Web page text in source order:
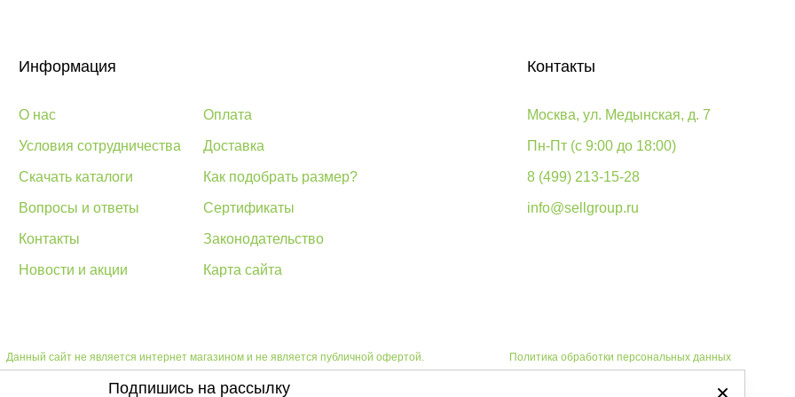
Информация
О нас
Условия сотрудничества
Скачать каталоги
Вопросы и ответы
Контакты
Новости и акции
Оплата
Доставка
Как подобрать размер?
Сертификаты
Законодательство
Карта сайта
Контакты
Москва, ул. Медынская, д. 7
Пн-Пт (с 9:00 до 18:00)
8 (499) 213-15-28
info@sellgroup.ru
Данный сайт не является интернет магазином и не является публичной офертой. Политика обработки персональных данных
Подпишись на рассылку